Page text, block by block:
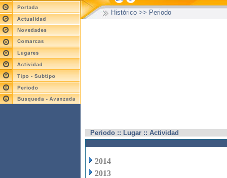
Histórico >> Periodo
Periodo :: Lugar :: Actividad
2014
2013